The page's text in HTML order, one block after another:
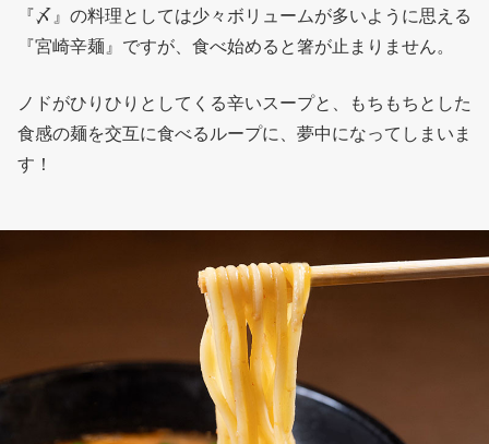
『〆』の料理としては少々ボリュームが多いように思える
『宮崎辛麺』ですが、食べ始めると箸が止まりません。
ノドがひりひりとしてくる辛いスープと、もちもちとした
食感の麺を交互に食べるループに、夢中になってしまいま
す！